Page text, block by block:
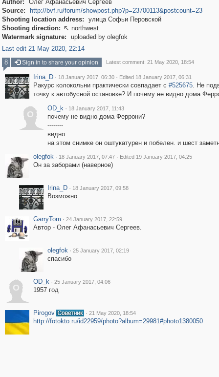
Author:
Олег Афанасьевич Сергеев
Source:
http://bvf.ru/forum/showpost.php?p=23700113&postcount=23
Shooting location address:
улица Софьи Перовской
Shooting direction:  northwest
Watermark signature:
uploaded by olegfok
Last edit 21 May 2020, 22:14
8
Sign in to share your opinion Latest comment: 21 May 2020, 18:54
Irina_D · 18 January 2017, 06:30 · Edited 18 January 2017, 06:31
Ракурс колокольни практически совпадает с #525675. Не
точку к автобусной остановке? И почему не видно дома
O
OD_k · 18 January 2017, 11:43
почему не видно дома Феррони?
--------
видно.
на этом снимке он оштукатурен и побелен. и шест
olegfok · 18 January 2017, 07:47 · Edited 19 January 2017, 04:25
Он за заборами (наверное)
Irina_D · 18 January 2017, 09:58
Возможно.
GarryTom · 24 January 2017, 22:59
Автор - Олег Афанасьевич Сергеев.
olegfok · 25 January 2017, 02:19
спасибо
O
OD_k · 25 January 2017, 04:06
1957 год
Pirogov · 21 May 2020, 18:54
http://fotokto.ru/id22959/photo?album=29981#photo1380050